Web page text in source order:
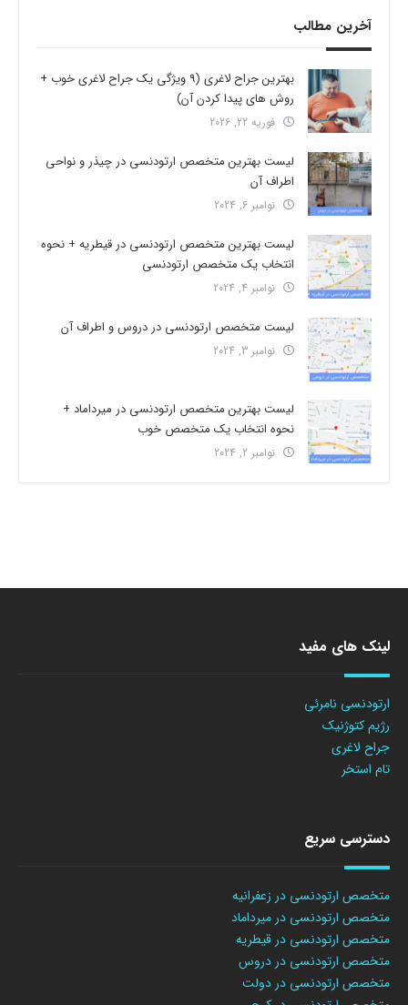
آخرین مطالب
بهترین جراح لاغری (9 ویژگی یک جراح لاغری خوب +
روش های پیدا کردن آن)
فوریه 22, 2026
لیست بهترین متخصص ارتودنسی در چیذر و نواحی
اطراف آن
نوامبر 6, 2024
لیست بهترین متخصص ارتودنسی در قیطریه + نحوه
انتخاب یک متخصص ارتودنسی
نوامبر 4, 2024
لیست متخصص ارتودنسی در دروس و اطراف آن
نوامبر 3, 2024
لیست بهترین متخصص ارتودنسی در میرداماد +
نحوه انتخاب یک متخصص خوب
نوامبر 2, 2024
لینک های مفید
ارتودنسی نامرئی
رژیم کتوژنیک
جراح لاغری
تام استخر
دسترسی سریع
متخصص ارتودنسی در زعفرانیه
متخصص ارتودنسی در میرداماد
متخصص ارتودنسی در قیطریه
متخصص ارتودنسی در دروس
متخصص ارتودنسی در دولت